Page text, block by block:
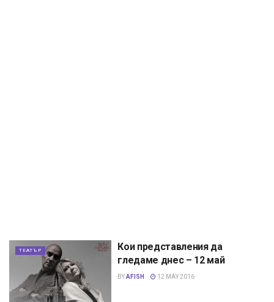
ТЕАТЪР
Кои представления да
гледаме днес – 12 май
BYAFISH 12 MAY 2016